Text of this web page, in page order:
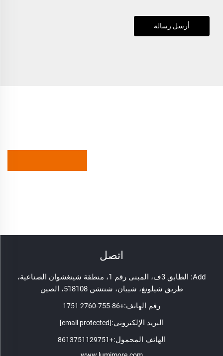
أرسل رسالة
اتصل
Add: الطابق 3ف، المبنى رقم 1، منطقة شينغشوان الصناعية،
طريق شيلونغ، شييان، شنتشن 518108، الصين
رقم الهاتف:+86-755-2760 1751
البريد الإلكتروني:[email protected]
الهاتف المحمول:+8613751129751